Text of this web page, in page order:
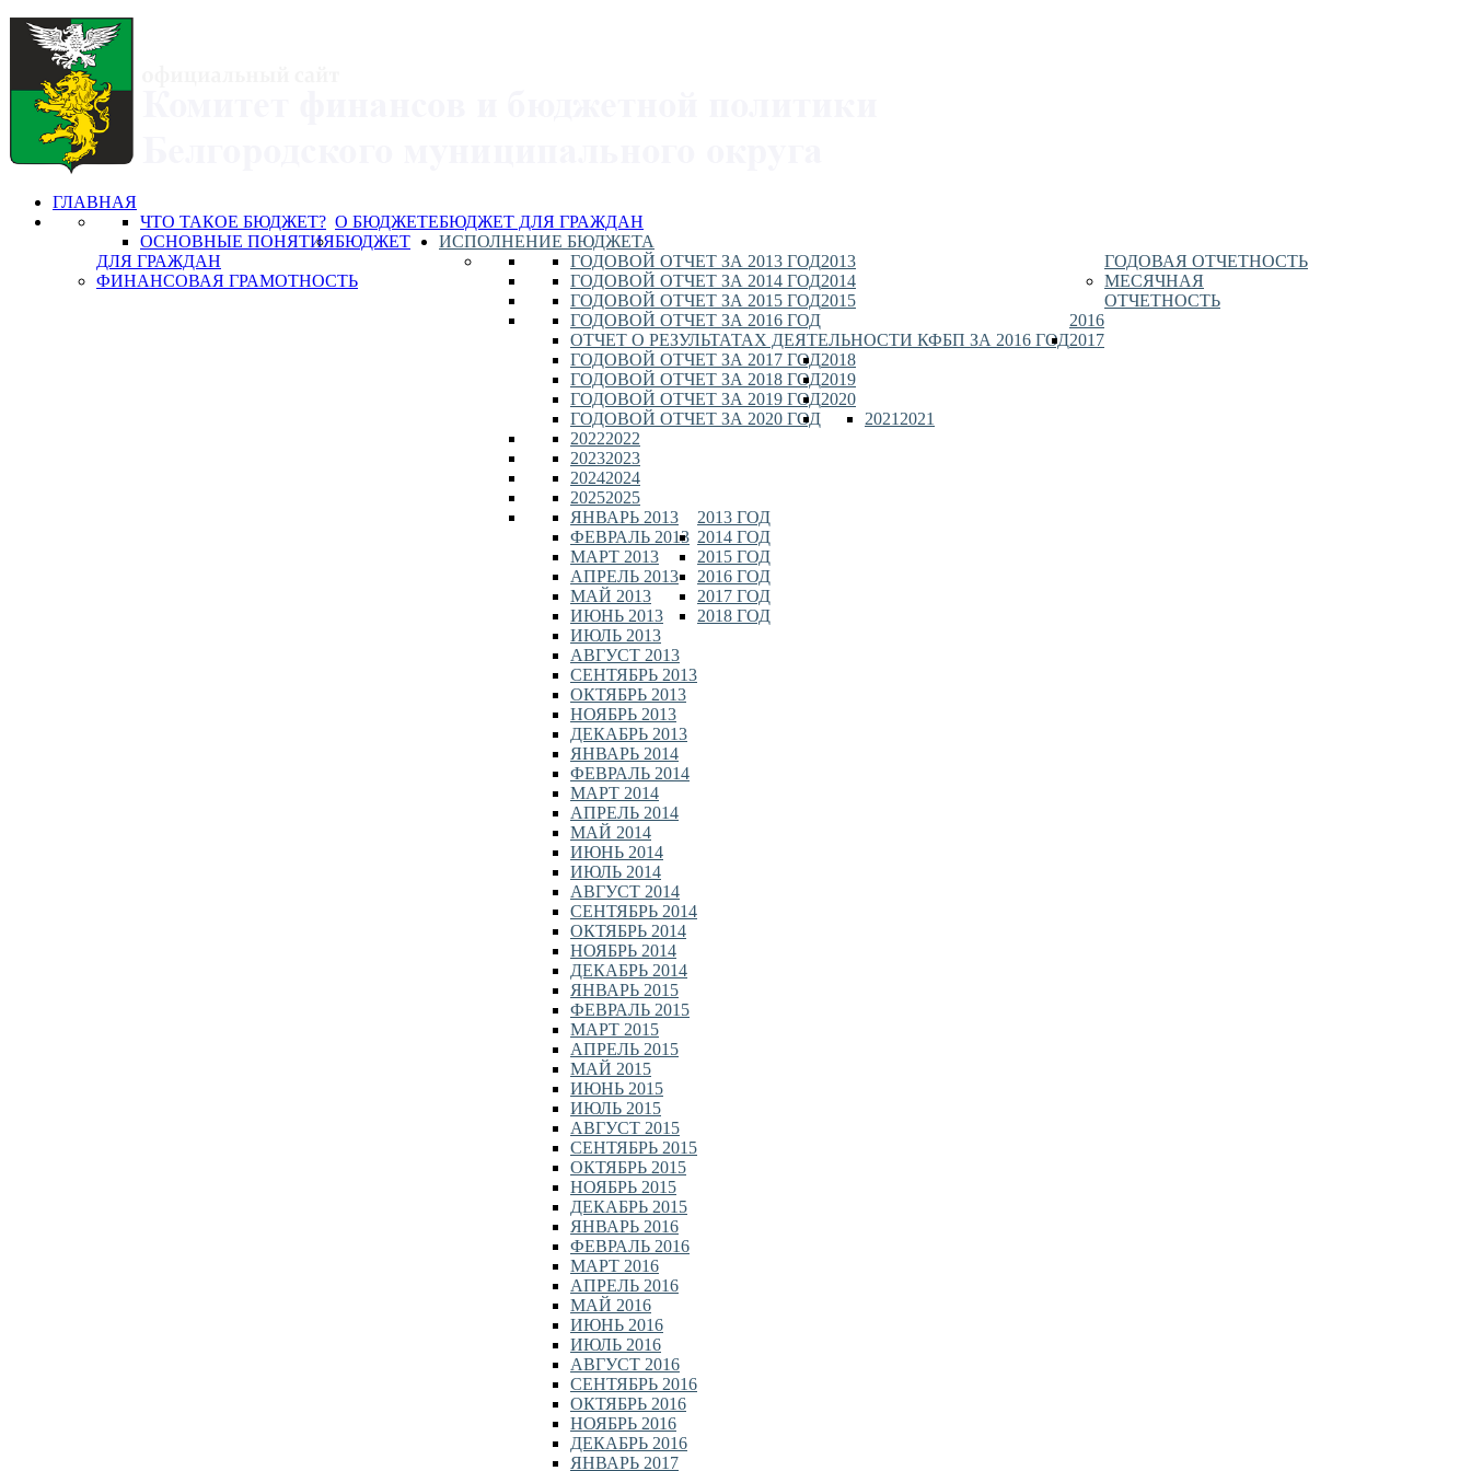
ГЛАВНАЯ
БЮДЖЕТ ДЛЯ ГРАЖДАН
О БЮДЖЕТЕ
ЧТО ТАКОЕ БЮДЖЕТ?
ОСНОВНЫЕ ПОНЯТИЯБЮДЖЕТ
ДЛЯ ГРАЖДАН
ФИНАНСОВАЯ ГРАМОТНОСТЬ
ИСПОЛНЕНИЕ БЮДЖЕТА
ГОДОВАЯ ОТЧЕТНОСТЬ
2013
ГОДОВОЙ ОТЧЕТ ЗА 2013 ГОД
2014
ГОДОВОЙ ОТЧЕТ ЗА 2014 ГОД
2015
ГОДОВОЙ ОТЧЕТ ЗА 2015 ГОД
2016
ГОДОВОЙ ОТЧЕТ ЗА 2016 ГОД
ОТЧЕТ О РЕЗУЛЬТАТАХ ДЕЯТЕЛЬНОСТИ КФБП ЗА 2016 ГОД2017
ГОДОВОЙ ОТЧЕТ ЗА 2017 ГОД2018
ГОДОВОЙ ОТЧЕТ ЗА 2018 ГОД2019
ГОДОВОЙ ОТЧЕТ ЗА 2019 ГОД2020
ГОДОВОЙ ОТЧЕТ ЗА 2020 ГОД
2021
2021
2022
2022
2023
2023
2024
2024
2025
2025
МЕСЯЧНАЯ
ОТЧЕТНОСТЬ
2013 ГОД
ЯНВАРЬ 2013
ФЕВРАЛЬ 2013
МАРТ 2013
АПРЕЛЬ 2013
МАЙ 2013
ИЮНЬ 2013
ИЮЛЬ 2013
АВГУСТ 2013
СЕНТЯБРЬ 2013
ОКТЯБРЬ 2013
НОЯБРЬ 2013
ДЕКАБРЬ 2013
2014 ГОД
ЯНВАРЬ 2014
ФЕВРАЛЬ 2014
МАРТ 2014
АПРЕЛЬ 2014
МАЙ 2014
ИЮНЬ 2014
ИЮЛЬ 2014
АВГУСТ 2014
СЕНТЯБРЬ 2014
ОКТЯБРЬ 2014
НОЯБРЬ 2014
ДЕКАБРЬ 2014
2015 ГОД
ЯНВАРЬ 2015
ФЕВРАЛЬ 2015
МАРТ 2015
АПРЕЛЬ 2015
МАЙ 2015
ИЮНЬ 2015
ИЮЛЬ 2015
АВГУСТ 2015
СЕНТЯБРЬ 2015
ОКТЯБРЬ 2015
НОЯБРЬ 2015
ДЕКАБРЬ 2015
2016 ГОД
ЯНВАРЬ 2016
ФЕВРАЛЬ 2016
МАРТ 2016
АПРЕЛЬ 2016
МАЙ 2016
ИЮНЬ 2016
ИЮЛЬ 2016
АВГУСТ 2016
СЕНТЯБРЬ 2016
ОКТЯБРЬ 2016
НОЯБРЬ 2016
ДЕКАБРЬ 2016
2017 ГОД
ЯНВАРЬ 2017
2018 ГОД